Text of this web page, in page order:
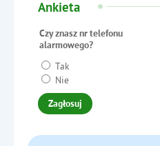
Ankieta
Czy znasz nr telefonu
alarmowego?
Tak
Nie